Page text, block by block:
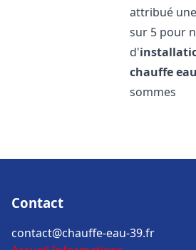
attribué
sur 5 pour
d'
chauffe eau
sommes
Contact
contact@chauffe-eau-39.fr